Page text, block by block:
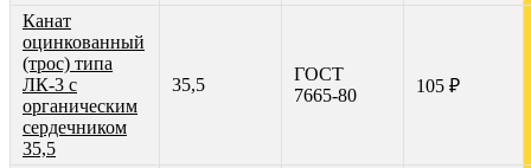
Канат
оцинкованный
(трос) типа
ЛК-3 с
органическим
сердечником
35,5
35,5
ГОСТ
7665-80
105 ₽